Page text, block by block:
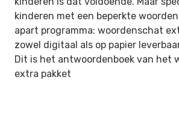
kinderen met een beperkte
apart programma: woordenschat
zowel digitaal als op papier
Dit is het antwoordenboek van het
extra pakket